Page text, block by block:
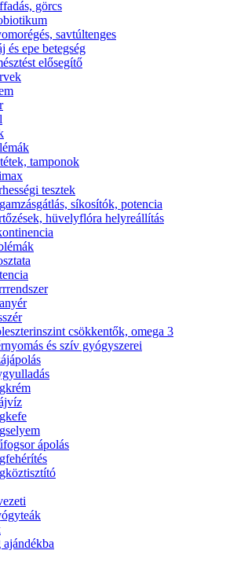
görcs
savtúltenges
és epe betegség
elősegítő
tamponok
tesztek
síkosítók, potencia
hüvelyflóra helyreállítás
csökkentők, omega 3
és szív gyógyszerei
ápolás
ajándékba